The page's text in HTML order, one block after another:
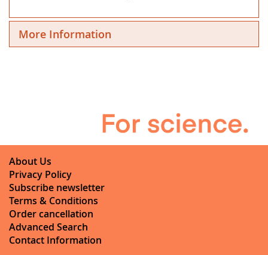
More Information
About Us
Privacy Policy
Subscribe newsletter
Terms & Conditions
Order cancellation
Advanced Search
Contact Information